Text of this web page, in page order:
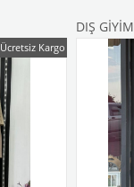
Ücretsiz Kargo
DIŞ GİYİM